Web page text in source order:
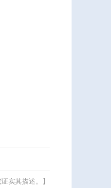
实其描述。】